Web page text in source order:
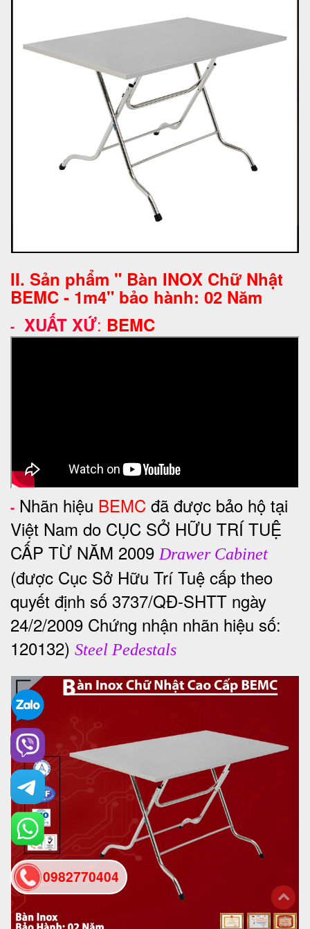
II. Sản phẩm " Bàn INOX Chữ Nhật
BEMC - 1m4" bảo hành: 02 Năm
- XUẤT XỨ: BEMC
- Nhãn hiệu BEMC đã được bảo hộ tại
Việt Nam do CỤC SỞ HỮU TRÍ TUỆ
CẤP TỪ NĂM 2009Drawer Cabinet
(được Cục Sở Hữu Trí Tuệ cấp theo
quyết định số 3737/QĐ-SHTT ngày
24/2/2009 Chứng nhận nhãn hiệu số:
120132) Steel Pedestals
0982770404
back